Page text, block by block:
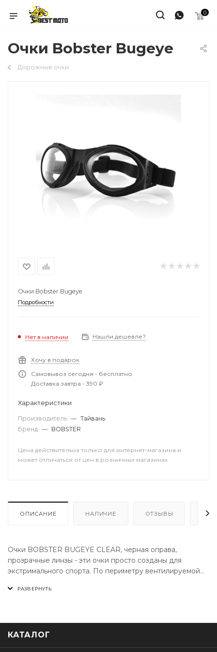
0
Очки Bobster Bugeye
Дорожные очки
Очки Bobster Bugeye
Подробности
Нет в наличии Нашли дешевле?
Хочу в подарок
Самовывоз сегодня - бесплатно
Доставка завтра - 390 ₽
Характеристики
Производитель — Тайвань
Бренд — BOBSTER
Цена действительна только для интернет-магазина и
может отличаться от цен в розничных магазинах
ОПИСАНИЕ НАЛИЧИЕ ОТЗЫВЫ
Очки BOBSTER BUGEYE CLEAR, черная оправа,
прозрачные линзы - эти очки просто созданы для
экстримального спорта. По периметру вентилируемой
который служит для поглощения пота и обеспечивает
к ударам. «BUGEYE GOGGLE» - изящные и удобные для
эксплуатации со шлемом.
КАТАЛОГ